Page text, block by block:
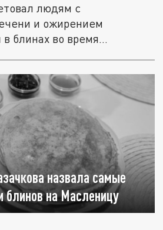
людям с
и ожирением
в блинах во время
назвала самые
блинов на Масленицу